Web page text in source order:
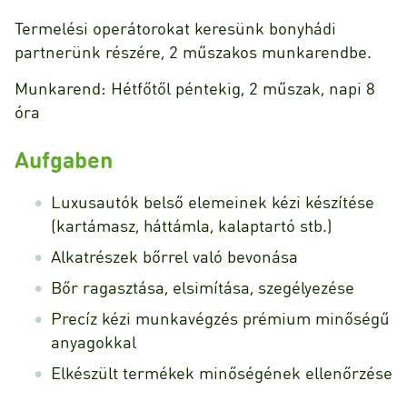
Termelési operátorokat keresünk bonyhádi
partnerünk részére, 2 műszakos munkarendbe.
Munkarend: Hétfőtől péntekig, 2 műszak, napi 8
óra
Aufgaben
Luxusautók belső elemeinek kézi készítése
(kartámasz, háttámla, kalaptartó stb.)
Alkatrészek bőrrel való bevonása
Bőr ragasztása, elsimítása, szegélyezése
Precíz kézi munkavégzés prémium minőségű
anyagokkal
Elkészült termékek minőségének ellenőrzése